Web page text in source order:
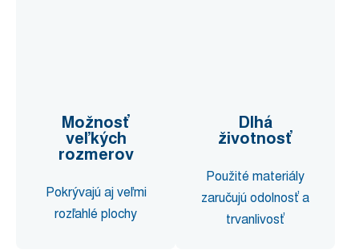
Možnosť
veľkých
rozmerov
Pokrývajú aj veľmi
rozľahlé plochy
Dlhá
životnosť
Použité materiály
zaručujú odolnosť a
trvanlivosť